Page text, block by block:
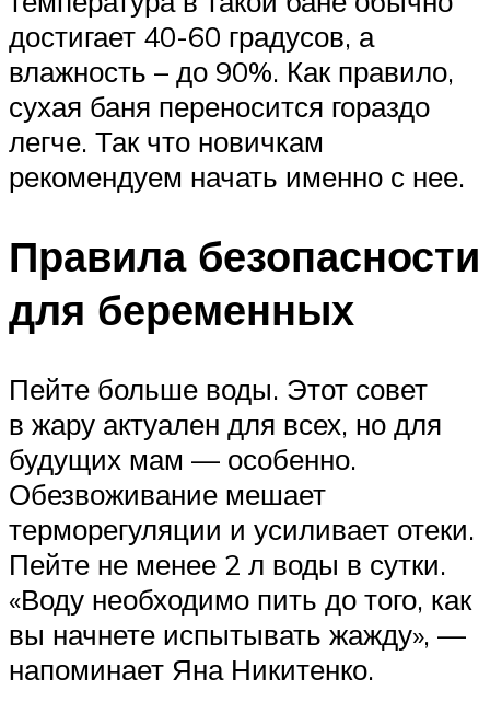
достигает 40-60 градусов, а
влажность – до 90%. Как правило,
сухая баня переносится гораздо
легче. Так что новичкам
рекомендуем начать именно с нее.
Правила безопасности
для беременных
Пейте больше воды. Этот совет
в жару актуален для всех, но для
будущих мам — особенно.
Обезвоживание мешает
терморегуляции и усиливает отеки.
Пейте не менее 2 л воды в сутки.
«Воду необходимо пить до того, как
вы начнете испытывать жажду», —
напоминает Яна Никитенко.